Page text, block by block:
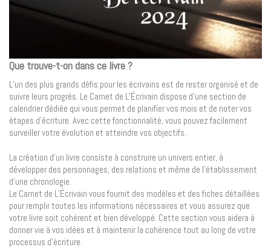
Que trouve-t-on dans ce livre ?
L’un des plus grands défis pour les écrivains est de rester organisé et de
suivre leurs progrès. Le Carnet de L’Écrivain dispose d’une section de
calendrier dédiée qui vous permet de planifier vos mois et de noter vos
étapes d’écriture. Avec cette fonctionnalité, vous pouvez facilement
surveiller votre évolution et atteindre vos objectifs.
La création d’un livre consiste à construire un univers entier, à
développer des personnages, des relations et même de l’établissement
d’une chronologie.
Le Carnet de L’Écrivain vous fournit des modèles et des fiches détaillées
pour remplir toutes les informations nécessaires et vous assurez que
votre livre soit cohérent et bien développé. Cette section vous aidera à
donner vie à vos idées et à maintenir la cohérence tout au long de votre
processus d’écriture.